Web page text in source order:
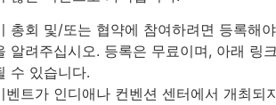
총회 및/또는 협약에 참여하려면 등록해야
알려주십시오. 등록은 무료이며, 아래 링
수 있습니다.
벤트가 인디애나 컨벤션 센터에서 개최되